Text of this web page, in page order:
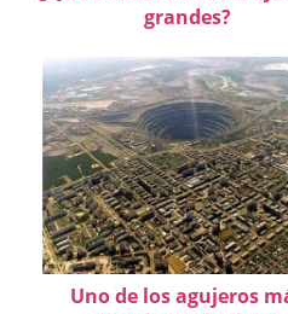
grandes?
Uno de los agujeros